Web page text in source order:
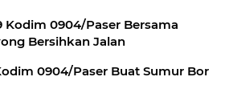
Kodim 0904/Paser Bersama
Bersihkan Jalan
0904/Paser Buat Sumur Bor